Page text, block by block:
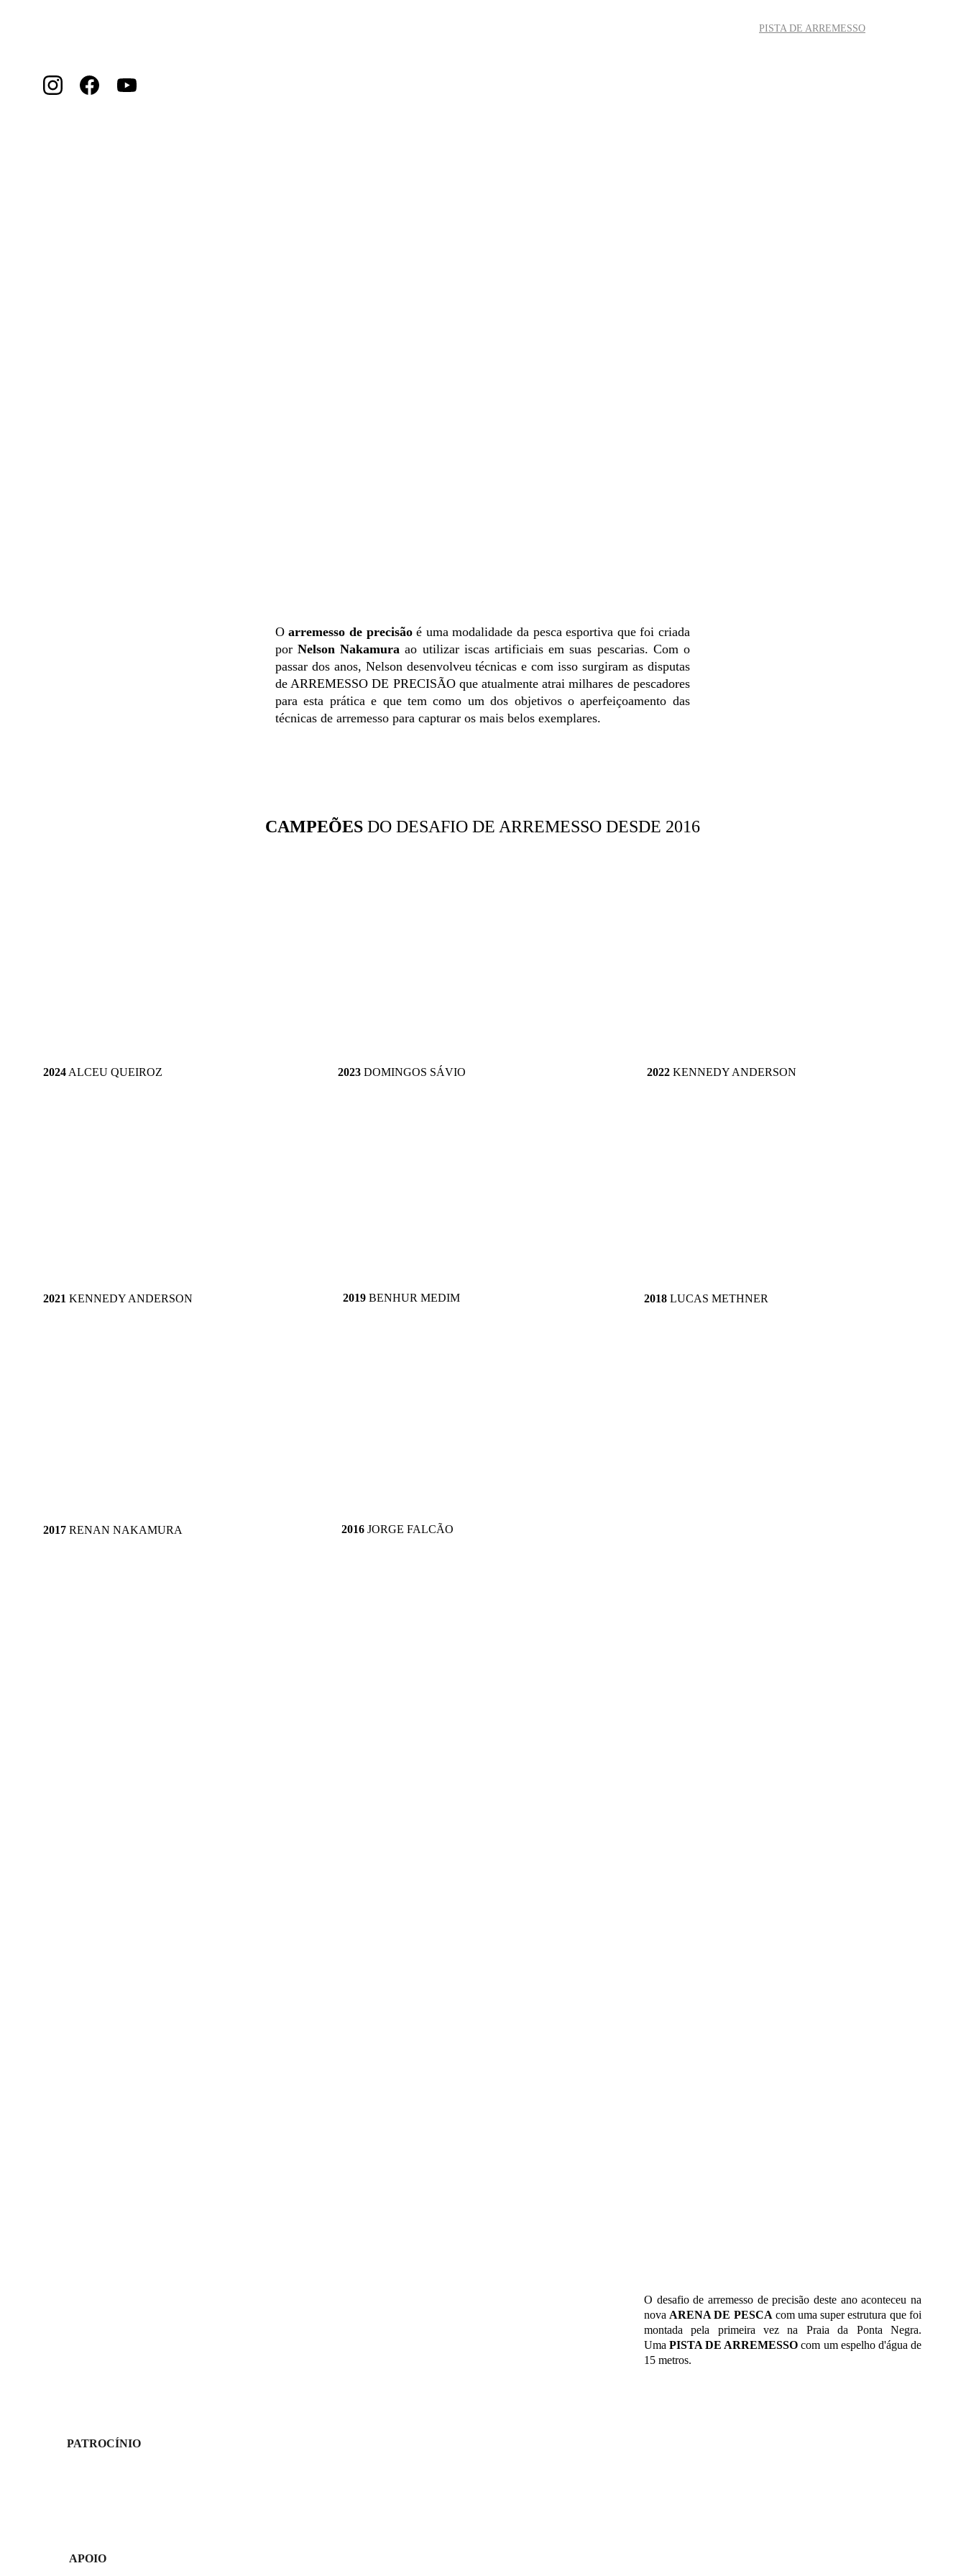
PISTA DE ARREMESSO
Oarremesso de precisãoé uma modalidade da pesca esportiva que foi criada
porNelson Nakamura ao utilizar iscas artificiais em suas pescarias. Com o
passar dos anos, Nelson desenvolveu técnicas e com isso surgiram as disputas
de ARREMESSO DE PRECISÃO que atualmente atrai milhares de pescadores
para esta prática e que tem como um dos objetivos o aperfeiçoamento das
técnicas de arremesso para capturar os mais belos exemplares.
2023 DOMINGOS SÁVIO
CAMPEÕES DO DESAFIO DE ARREMESSO DESDE 2016
2022 KENNEDY ANDERSON
2021 KENNEDY ANDERSON 2019 BENHUR MEDIM 2018 LUCAS METHNER
2017 RENAN NAKAMURA 2016 JORGE FALCÃO
2024 ALCEU QUEIROZ
O desafio de arremesso de precisão deste ano aconteceu na
nova ARENA DE PESCA com uma super estrutura que foi
montada pela primeira vez na Praia da Ponta Negra.
UmaPISTA DE ARREMESSO com um espelho d'água de
15 metros.
PATROCÍNIO
APOIO